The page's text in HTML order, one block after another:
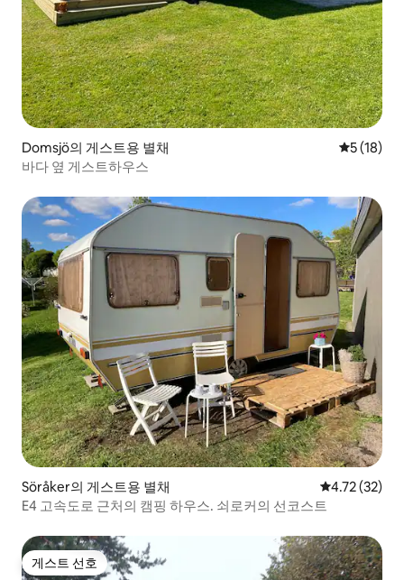
Domsjö의 게스트용 별채 평점 5점
5 (18)
바다 옆 게스트하우스
Söråker의 게스트용 별채 평점 4.72점
4.72 (32)
E4 고속도로 근처의 캠핑 하우스. 쇠로커의 선코스트
게스트 선호
게스트 선호